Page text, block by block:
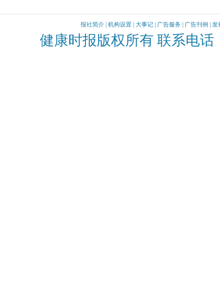
报社简介 机构设置 大事记 广告服务 广告刊例 发
健康时报版权所有 联系电话